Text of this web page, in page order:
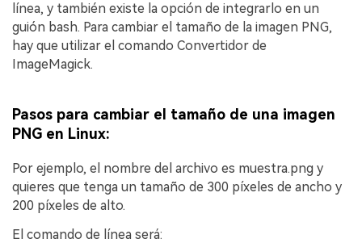
línea, y también existe la opción de integrarlo en un
guión bash. Para cambiar el tamaño de la imagen PNG,
hay que utilizar el comando Convertidor de
ImageMagick.
Pasos para cambiar el tamaño de una imagen
PNG en Linux:
Por ejemplo, el nombre del archivo es muestra.png y
quieres que tenga un tamaño de 300 píxeles de ancho y
200 píxeles de alto.
El comando de línea será: